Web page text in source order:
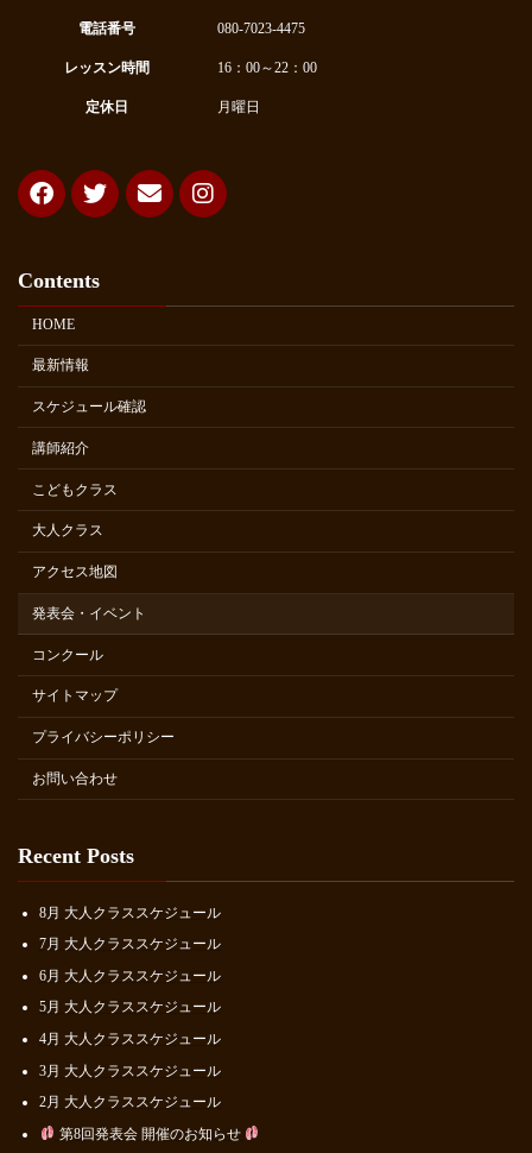
電話番号 080-7023-4475
レッスン時間 16：00～22：00
定休日 月曜日
Contents
HOME
最新情報
スケジュール確認
講師紹介
こどもクラス
大人クラス
アクセス地図
発表会・イベント
コンクール
サイトマップ
プライバシーポリシー
お問い合わせ
Recent Posts
8月 大人クラススケジュール
7月 大人クラススケジュール
6月 大人クラススケジュール
5月 大人クラススケジュール
4月 大人クラススケジュール
3月 大人クラススケジュール
2月 大人クラススケジュール
第8回発表会 開催のお知らせ